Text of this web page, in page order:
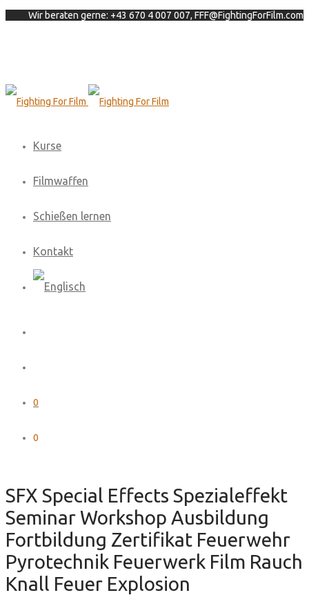
Wir beraten gerne: +43 670 4 007 007, FFF@FightingForFilm.com
Kurse
Filmwaffen
Schießen lernen
Kontakt
0
0
SFX Special Effects Spezialeffekt
Seminar Workshop Ausbildung
Fortbildung Zertifikat Feuerwehr
Pyrotechnik Feuerwerk Film Rauch
Knall Feuer Explosion